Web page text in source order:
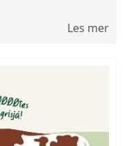
Les mer